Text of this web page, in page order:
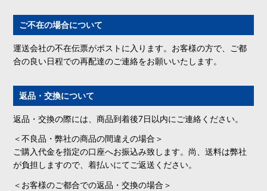
ご不在の場合について
運送会社の不在伝票がポストに入ります。お客様の方で、ご都
合の良い日程での再配達のご連絡をお願いいたします。
返品・交換について
返品・交換の際には、商品到着後7日以内にご連絡ください。
＜不良品・弊社の商品の間違えの場合＞
ご購入代金を指定の口座へお振込み致します。尚、送料は弊社
が負担しますので、着払いにてご返送ください。
＜お客様のご都合での返品・交換の場合＞